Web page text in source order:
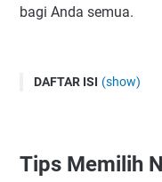
bagi Anda semua.
DAFTAR ISI (show)
2 Sisipkan Kata
Tips Memilih